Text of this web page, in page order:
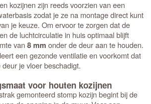
kozijnen zijn reeds voorzien van een
zodat je ze na montage direct kunt
je keuze. Om ervoor te zorgen dat de
de luchtcirculatie in huis optimaal blijft
van8 mm onder de deur aan te houden.
een gezonde ventilatie en voorkomt dat
je vloer beschadigt.
voor houten kozijnen
gemonteerd stomp kozijn begint bij de